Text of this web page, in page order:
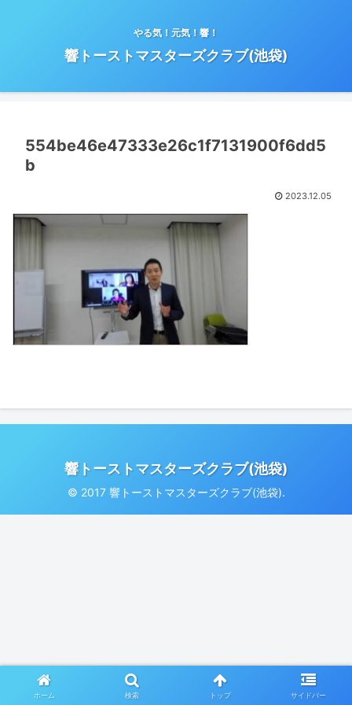
やる気！元気！響！
響トーストマスターズクラブ(池袋)
554be46e47333e26c1f7131900f6dd5
b
2023.12.05
響トーストマスターズクラブ(池袋)
© 2017 響トーストマスターズクラブ(池袋).
ホーム 検索 トップ サイドバー